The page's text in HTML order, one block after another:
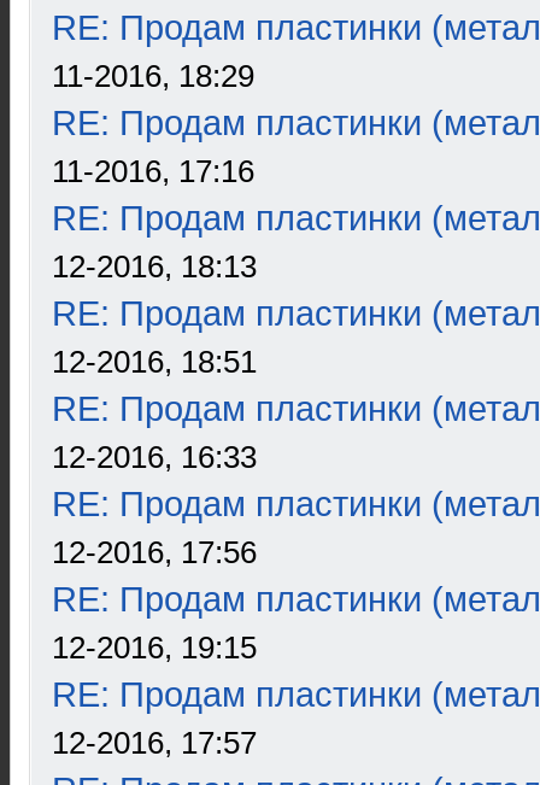
RE: Продам пластинки
11-2016, 18:29
RE: Продам пластинки
11-2016, 17:16
RE: Продам пластинки
12-2016, 18:13
RE: Продам пластинки
12-2016, 18:51
RE: Продам пластинки
12-2016, 16:33
RE: Продам пластинки
12-2016, 17:56
RE: Продам пластинки
12-2016, 19:15
RE: Продам пластинки
12-2016, 17:57